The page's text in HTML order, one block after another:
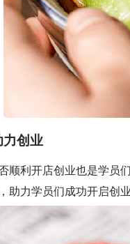
力创业
利开店创业也是学员们
助力学员们成功开启创业